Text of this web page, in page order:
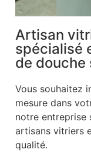
Artisan
spécialisé
de douche
Vous souhaitez
mesure dans
notre entreprise
artisans vitriers
qualité.